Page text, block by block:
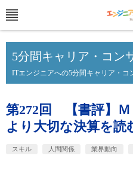
5分間キャリア・コン
ITエンジニアへの5分間キャリア・コ
第272回 【書評】
より大切な決算を読
スキル 人間関係 業界動向